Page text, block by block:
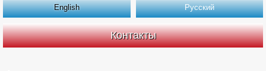
English Русский
Контакты